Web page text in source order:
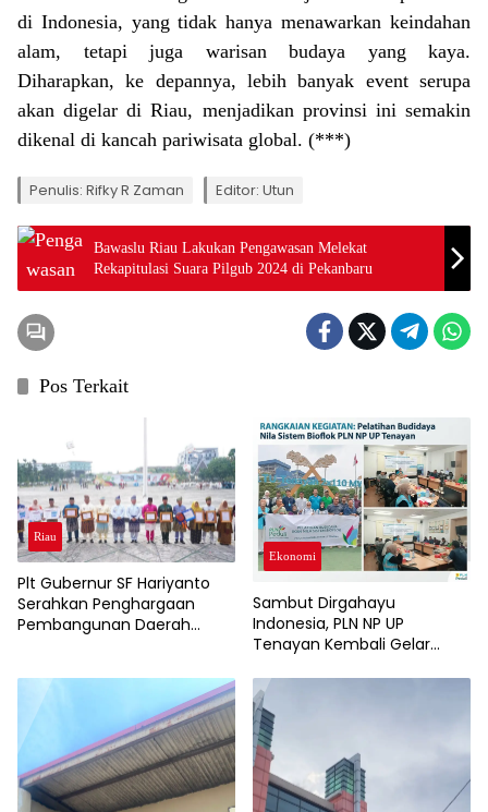
di Indonesia, yang tidak hanya menawarkan keindahan
alam, tetapi juga warisan budaya yang kaya.
Diharapkan, ke depannya, lebih banyak event serupa
akan digelar di Riau, menjadikan provinsi ini semakin
dikenal di kancah pariwisata global. (***)
Penulis: Rifky R Zaman Editor: Utun
Bawaslu Riau Lakukan Pengawasan Melekat
Rekapitulasi Suara Pilgub 2024 di Pekanbaru
Pos Terkait
Riau
Plt Gubernur SF Hariyanto
Serahkan Penghargaan
Pembangunan Daerah
Ekonomi
Sambut Dirgahayu
Indonesia, PLN NP UP
Tenayan Kembali Gelar
Pertumbuhan Ekonomi dan
Ketahanan Pangan Warga